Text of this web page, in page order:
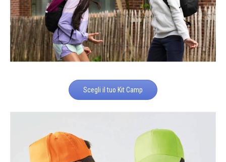
Scegli il tuo Kit Camp